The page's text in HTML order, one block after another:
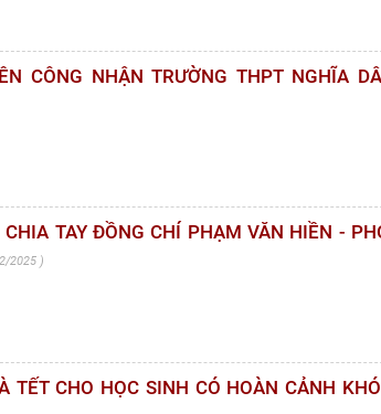
CÔNG NHẬN TRƯỜNG THPT NGHĨA
TAY ĐỒNG CHÍ PHẠM VĂN HIỀN -
2025
TẾT CHO HỌC SINH CÓ HOÀN CẢNH